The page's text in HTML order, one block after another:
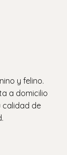
y felino.
a domicilio
calidad de